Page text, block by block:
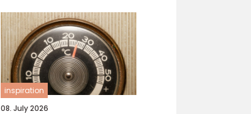
inspiration
08. July 2026